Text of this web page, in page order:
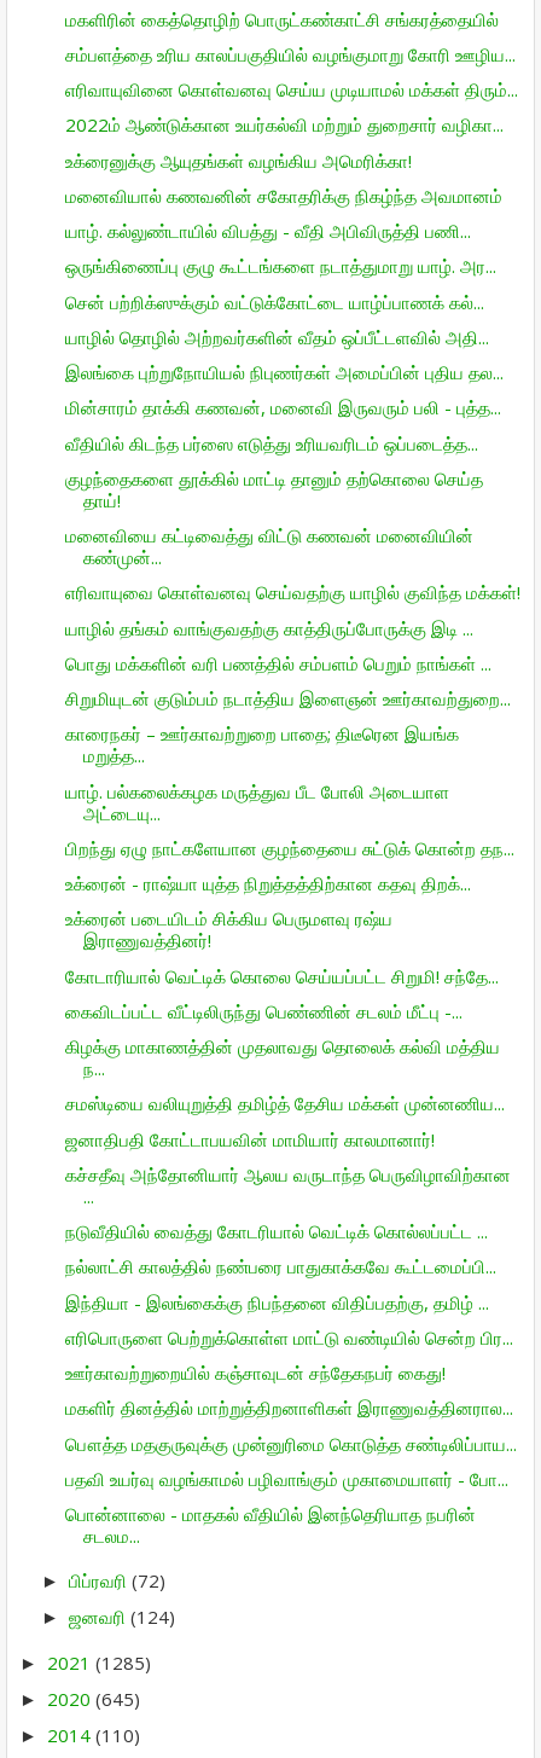
மகளிரின் கைத்தொழிற் பொருட்கண்காட்சி சங்கரத்தையில்
சம்பளத்தை உரிய காலப்பகுதியில் வழங்குமாறு கோரி ஊழிய...
எரிவாயுவினை கொள்வனவு செய்ய முடியாமல் மக்கள் திரும்...
2022ம் ஆண்டுக்கான உயர்கல்வி மற்றும் துறைசார் வழிகா...
உக்ரைனுக்கு ஆயுதங்கள் வழங்கிய அமெரிக்கா!
மனைவியால் கணவனின் சகோதரிக்கு நிகழ்ந்த அவமானம்
யாழ். கல்லுண்டாயில் விபத்து - வீதி அபிவிருத்தி பணி...
ஒருங்கிணைப்பு குழு கூட்டங்களை நடாத்துமாறு யாழ். அர...
சென் பற்றிக்ஸுக்கும் வட்டுக்கோட்டை யாழ்ப்பாணக் கல்...
யாழில் தொழில் அற்றவர்களின் வீதம் ஒப்பீட்டளவில் அதி...
இலங்கை புற்றுநோயியல் நிபுணர்கள் அமைப்பின் புதிய தல...
மின்சாரம் தாக்கி கணவன், மனைவி இருவரும் பலி - புத்த...
வீதியில் கிடந்த பர்ஸை எடுத்து உரியவரிடம் ஒப்படைத்த...
குழந்தைகளை தூக்கில் மாட்டி தானும் தற்கொலை செய்த
தாய்!
மனைவியை கட்டிவைத்து விட்டு கணவன் மனைவியின்
கண்முன்...
எரிவாயுவை கொள்வனவு செய்வதற்கு யாழில் குவிந்த மக்கள்!
யாழில் தங்கம் வாங்குவதற்கு காத்திருப்போருக்கு இடி ...
பொது மக்களின் வரி பணத்தில் சம்பளம் பெறும் நாங்கள் ...
சிறுமியுடன் குடும்பம் நடாத்திய இளைஞன் ஊர்காவற்துறை...
காரைநகர் – ஊர்காவற்றுறை பாதை; திடீரென இயங்க
மறுத்த...
யாழ். பல்கலைக்கழக மருத்துவ பீட போலி அடையாள
அட்டையு...
பிறந்து ஏழு நாட்களேயான குழந்தையை சுட்டுக் கொன்ற தந...
உக்ரைன் - ராஷ்யா யுத்த நிறுத்தத்திற்கான கதவு திறக்...
உக்ரைன் படையிடம் சிக்கிய பெருமளவு ரஷ்ய
இராணுவத்தினர்!
கோடாரியால் வெட்டிக் கொலை செய்யப்பட்ட சிறுமி! சந்தே...
கைவிடப்பட்ட வீட்டிலிருந்து பெண்ணின் சடலம் மீட்பு -...
கிழக்கு மாகாணத்தின் முதலாவது தொலைக் கல்வி மத்திய
ந...
சமஸ்டியை வலியுறுத்தி தமிழ்த் தேசிய மக்கள் முன்னணிய...
ஜனாதிபதி கோட்டாபயவின் மாமியார் காலமானார்!
கச்சதீவு அந்தோனியார் ஆலய வருடாந்த பெருவிழாவிற்கான
...
நடுவீதியில் வைத்து கோடரியால் வெட்டிக் கொல்லப்பட்ட ...
நல்லாட்சி காலத்தில் நண்பரை பாதுகாக்கவே கூட்டமைப்பி...
இந்தியா - இலங்கைக்கு நிபந்தனை விதிப்பதற்கு, தமிழ் ...
எரிபொருளை பெற்றுக்கொள்ள மாட்டு வண்டியில் சென்ற பிர...
ஊர்காவற்றுறையில் கஞ்சாவுடன் சந்தேகநபர் கைது!
மகளிர் தினத்தில் மாற்றுத்திறனாளிகள் இராணுவத்தினரால...
பௌத்த மதகுருவுக்கு முன்னுரிமை கொடுத்த சண்டிலிப்பாய...
பதவி உயர்வு வழங்காமல் பழிவாங்கும் முகாமையாளர் - போ...
பொன்னாலை - மாதகல் வீதியில் இனந்தெரியாத நபரின்
சடலம...
► பிப்ரவரி (72)
► ஜனவரி (124)
► 2021 (1285)
► 2020 (645)
► 2014 (110)